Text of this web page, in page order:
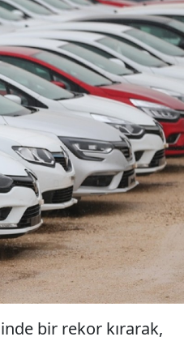
bir rekor kırarak,